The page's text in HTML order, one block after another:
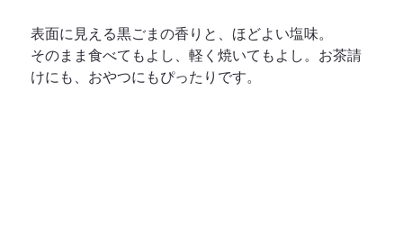
表面に見える黒ごまの香りと、ほどよい塩味。
そのまま食べてもよし、軽く焼いてもよし。お茶請
けにも、おやつにもぴったりです。